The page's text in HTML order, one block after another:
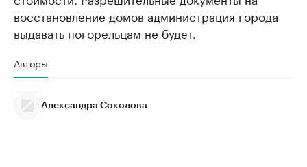
восстановление домов администрация города
выдавать погорельцам не будет.
Авторы
Александра Соколова